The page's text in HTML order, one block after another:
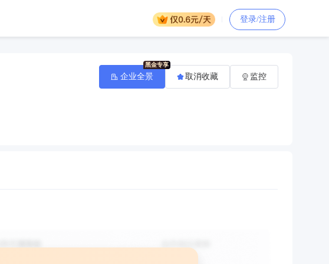
登录/注册
企业全景 取消收藏 监控